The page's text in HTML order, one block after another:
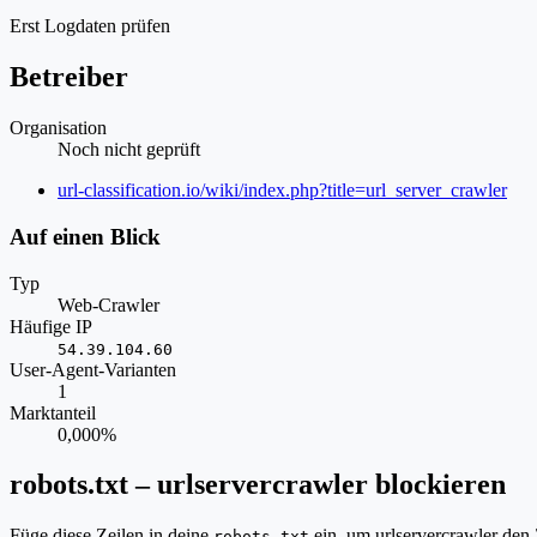
Erst Logdaten prüfen
Betreiber
Organisation
Noch nicht geprüft
Website
url-classification.io/wiki/index.php?title=url_server_crawler
Auf einen Blick
Typ
Web-Crawler
Häufige IP
54.39.104.60
User-Agent-Varianten
1
Marktanteil
0,000%
robots.txt – urlservercrawler blockieren